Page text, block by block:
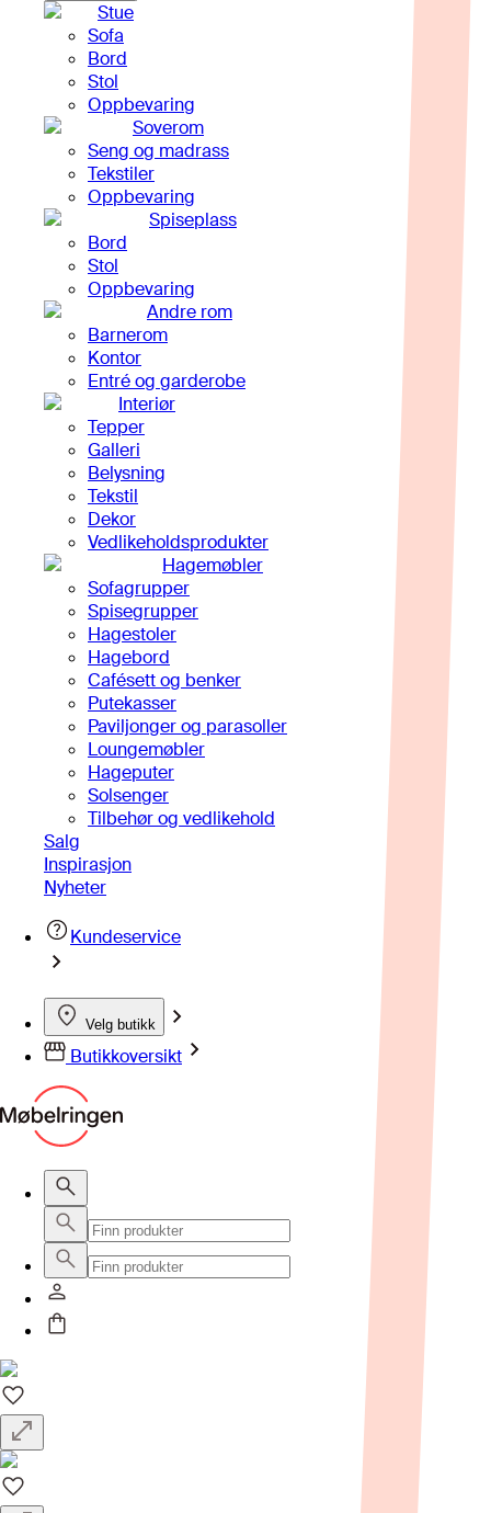
Stue
Sofa
Bord
Stol
Oppbevaring
Soverom
Seng og madrass
Tekstiler
Oppbevaring
Spiseplass
Bord
Stol
Oppbevaring
Andre rom
Barnerom
Kontor
Entré og garderobe
Interiør
Tepper
Galleri
Belysning
Tekstil
Dekor
Vedlikeholdsprodukter
Hagemøbler
Sofagrupper
Spisegrupper
Hagestoler
Hagebord
Cafésett og benker
Putekasser
Paviljonger og parasoller
Loungemøbler
Hageputer
Solsenger
Tilbehør og vedlikehold
Salg
Inspirasjon
Nyheter
Kundeservice
Velg butikk
Butikkoversikt